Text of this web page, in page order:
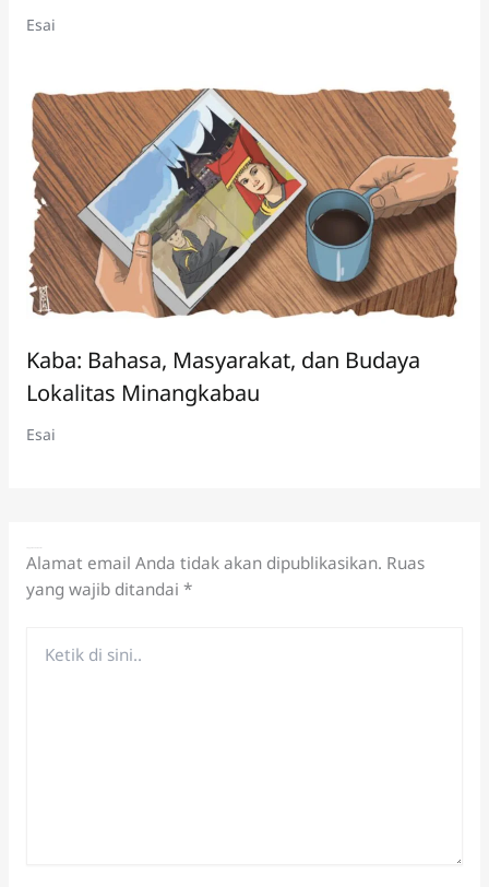
Esai
Kaba: Bahasa, Masyarakat, dan Budaya
Lokalitas Minangkabau
Esai
Alamat email Anda tidak akan dipublikasikan. Ruas
yang wajib ditandai *